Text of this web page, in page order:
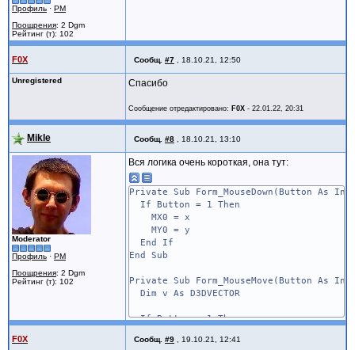
Профиль · PM
Поощрения: 2 Dgm
Рейтинг (т): 102
F0X Сообщ. #7 18.10.21, 12:50
Unregistered Спасибо
Сообщение отредактировано: F0X - 22.01.22, 20:31
Mikle Сообщ. #8 18.10.21, 13:10
Moderator
Профиль · PM
Поощрения: 2 Dgm
Рейтинг (т): 102
Вся логика очень короткая, она тут:
Private Sub Form_MouseDown(Button
If Button = 1 Then
MX0 = x
MY0 = y
End If
End Sub
Private Sub Form_MouseMove(Button
Dim v As D3DVECTOR
If Button = 1 Then
AngleY = (x - MX0) * -0.01
F0X Сообщ. #9 19.10.21, 12:41